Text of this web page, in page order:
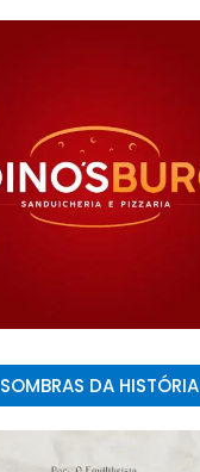
SOMBRAS DA HISTÓRIA